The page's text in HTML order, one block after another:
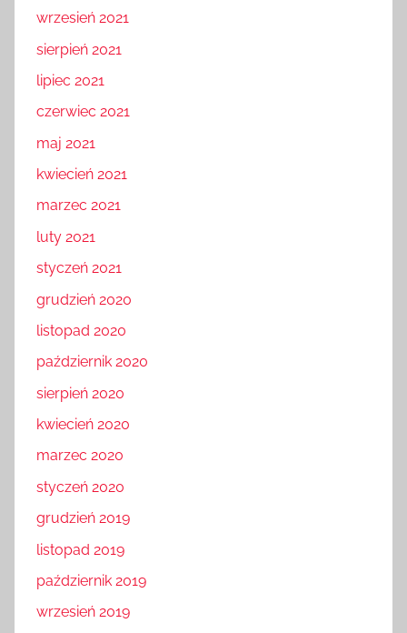
wrzesień 2021
sierpień 2021
lipiec 2021
czerwiec 2021
maj 2021
kwiecień 2021
marzec 2021
luty 2021
styczeń 2021
grudzień 2020
listopad 2020
październik 2020
sierpień 2020
kwiecień 2020
marzec 2020
styczeń 2020
grudzień 2019
listopad 2019
październik 2019
wrzesień 2019